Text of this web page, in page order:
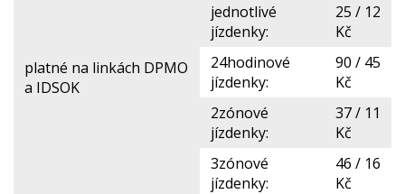
platné na linkách DPMO
a IDSOK
jednotlivé
jízdenky:
25 / 12
Kč
24hodinové
jízdenky:
90 / 45
Kč
2zónové
jízdenky:
37 / 11
Kč
3zónové
jízdenky:
46 / 16
Kč